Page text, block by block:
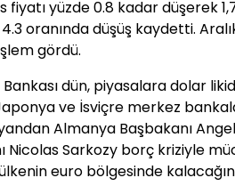
fiyatı yüzde 0.8 kadar düşerek
oranında düşüş kaydetti.
gördü.
dün, piyasalara dolar
ve İsviçre merkez
Almanya Başbakanı
Nicolas Sarkozy borç kriziyle
euro bölgesinde